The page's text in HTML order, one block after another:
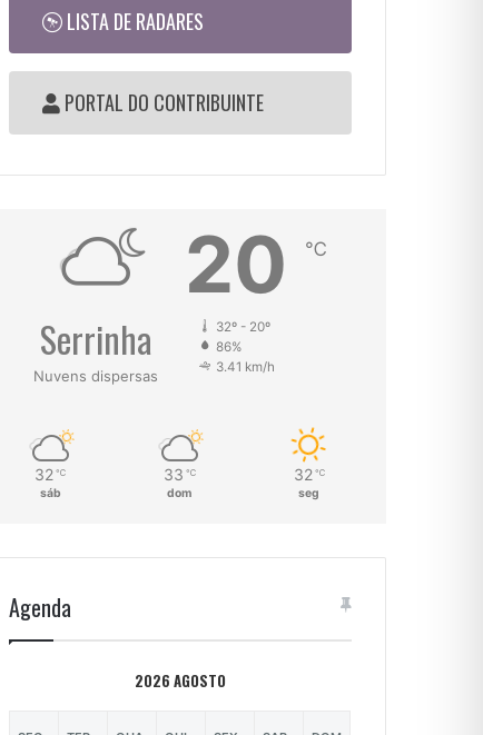
LISTA DE RADARES
PORTAL DO CONTRIBUINTE
Serrinha
Nuvens dispersas
20 ℃
32º - 20º
86%
3.41 km/h
32 ℃
sáb
33 ℃
dom
32 ℃
seg
Agenda
2026 AGOSTO